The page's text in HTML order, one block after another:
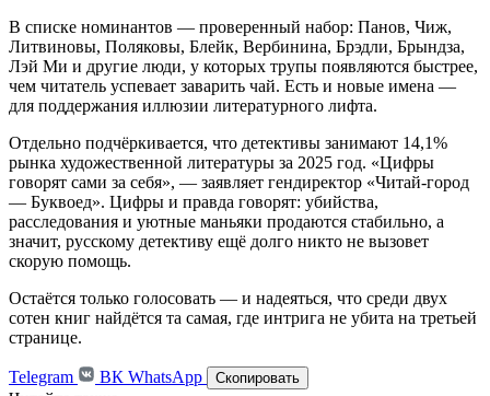
В списке номинантов — проверенный набор: Панов, Чиж,
Литвиновы, Поляковы, Блейк, Вербинина, Брэдли, Брындза,
Лэй Ми и другие люди, у которых трупы появляются быстрее,
чем читатель успевает заварить чай. Есть и новые имена —
для поддержания иллюзии литературного лифта.
Отдельно подчёркивается, что детективы занимают 14,1%
рынка художественной литературы за 2025 год. «Цифры
говорят сами за себя», — заявляет гендиректор «Читай-город
— Буквоед». Цифры и правда говорят: убийства,
расследования и уютные маньяки продаются стабильно, а
значит, русскому детективу ещё долго никто не вызовет
скорую помощь.
Остаётся только голосовать — и надеяться, что среди двух
сотен книг найдётся та самая, где интрига не убита на третьей
странице.
Telegram ВК WhatsApp Скопировать